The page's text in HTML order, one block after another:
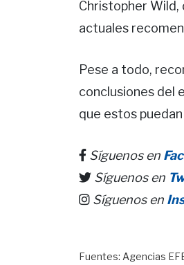
Christopher Wild,
actuales
Pese a todo,
conclusiones del
que estos
Síguenos en
Síguenos en
Síguenos en
Fuentes: Agencias